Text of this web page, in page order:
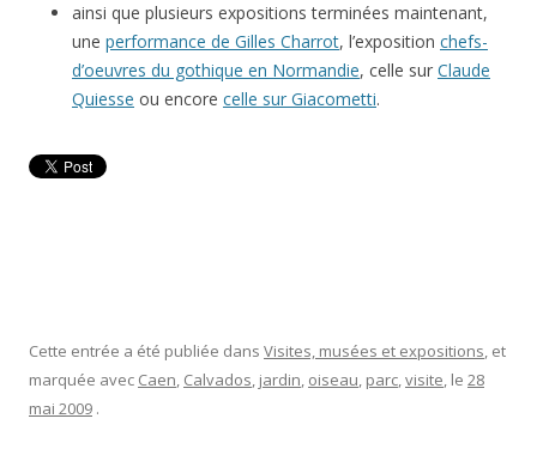
ainsi que plusieurs expositions terminées maintenant,
une performance de Gilles Charrot, l’exposition chefs-
d’oeuvres du gothique en Normandie, celle sur Claude
Quiesse ou encore celle sur Giacometti.
Cette entrée a été publiée dans Visites, musées et expositions, et
marquée avec Caen, Calvados, jardin, oiseau, parc,visite, le 28
mai 2009 .